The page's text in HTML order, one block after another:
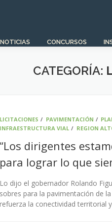
NOTICIAS CONCURSOS
CATEGORÍA:
LICITACIONES / PAVIMENTACIÓN /
INFRAESTRUCTURA VIAL / REGION
“Los dirigentes
para lograr lo que
Lo dijo el gobernador Rolando
sobres para la pavimentación de
refuerza la conectividad territorial